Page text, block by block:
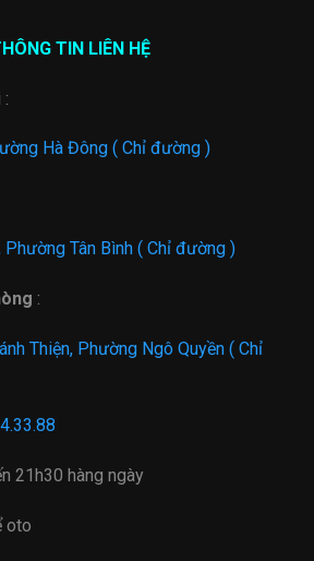
TIN LIÊN HỆ
:
Hà Đông ( Chỉ đường )
Tân Bình ( Chỉ đường )
:
Thiện, Phường Ngô Quyền ( Chỉ
21h30 hàng ngày
oto